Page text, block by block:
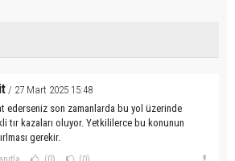
/ 27 Mart 2025 15:48
ederseniz son zamanlarda bu yol üzerinde
tır kazaları oluyor. Yetkililerce bu konunun
gerekir.